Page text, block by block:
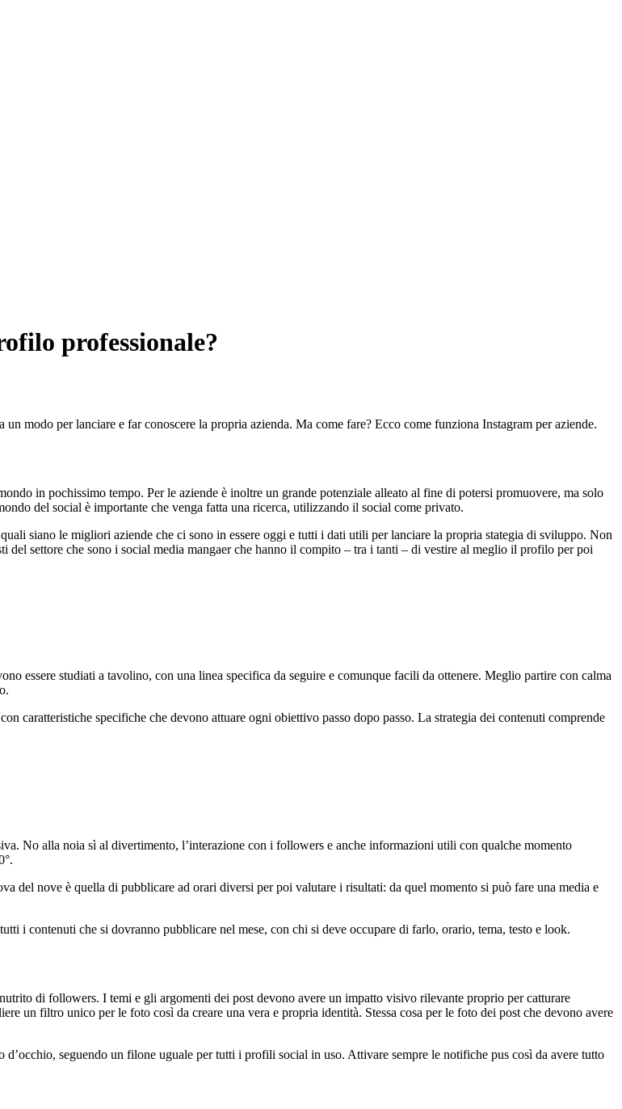
professionale?
modo per lanciare e far conoscere la propria azienda. Ma come fare? Ecco come funziona Instagram per aziende.
in pochissimo tempo. Per le aziende è inoltre un grande potenziale alleato al fine di potersi promuovere, ma solo
del social è importante che venga fatta una ricerca, utilizzando il social come privato.
siano le migliori aziende che ci sono in essere oggi e tutti i dati utili per lanciare la propria stategia di sviluppo. Non
settore che sono i social media mangaer che hanno il compito – tra i tanti – di vestire al meglio il profilo per poi
essere studiati a tavolino, con una linea specifica da seguire e comunque facili da ottenere. Meglio partire con calma
caratteristiche specifiche che devono attuare ogni obiettivo passo dopo passo. La strategia dei contenuti comprende
No alla noia sì al divertimento, l’interazione con i followers e anche informazioni utili con qualche momento
del nove è quella di pubblicare ad orari diversi per poi valutare i risultati: da quel momento si può fare una media e
i contenuti che si dovranno pubblicare nel mese, con chi si deve occupare di farlo, orario, tema, testo e look.
di followers. I temi e gli argomenti dei post devono avere un impatto visivo rilevante proprio per catturare
un filtro unico per le foto così da creare una vera e propria identità. Stessa cosa per le foto dei post che devono avere
seguendo un filone uguale per tutti i profili social in uso. Attivare sempre le notifiche pus così da avere tutto